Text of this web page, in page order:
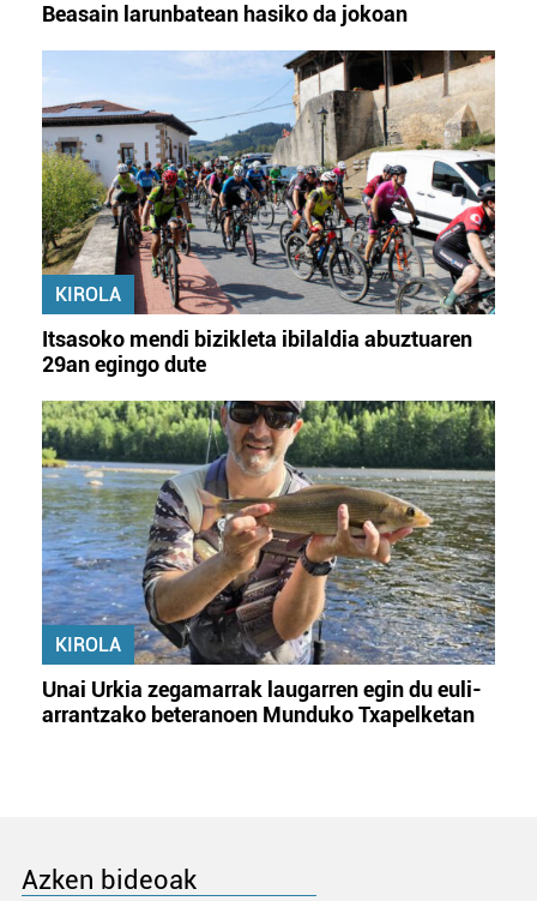
Beasain larunbatean hasiko da jokoan
KIROLA
Itsasoko mendi bizikleta ibilaldia abuztuaren
29an egingo dute
KIROLA
Unai Urkia zegamarrak laugarren egin du euli-
arrantzako beteranoen Munduko Txapelketan
Azken bideoak